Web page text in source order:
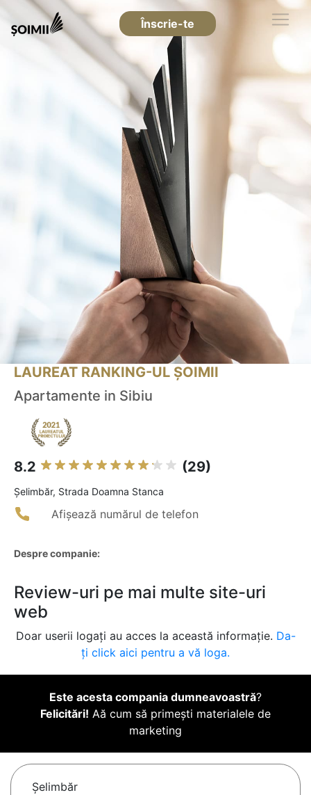
Înscrie-te
LAUREAT RANKING-UL ȘOIMII
Apartamente in Sibiu
8.2 (29)
Şelimbăr, Strada Doamna Stanca
Afișează numărul de telefon
Despre companie:
Review-uri pe mai multe site-uri
web
Doar userii logați au acces la această informație. Da-
ți click aici pentru a vă loga.
Este acesta compania dumneavoastră?
Felicitări! Aă cum să primești materialele de
marketing
Şelimbăr